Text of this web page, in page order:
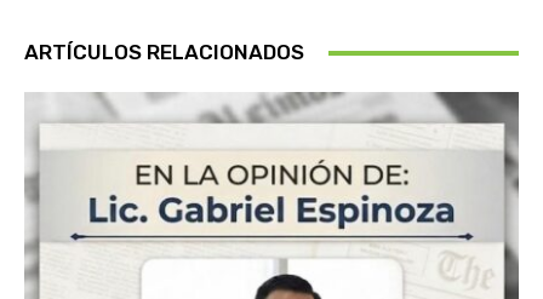
ARTÍCULOS RELACIONADOS